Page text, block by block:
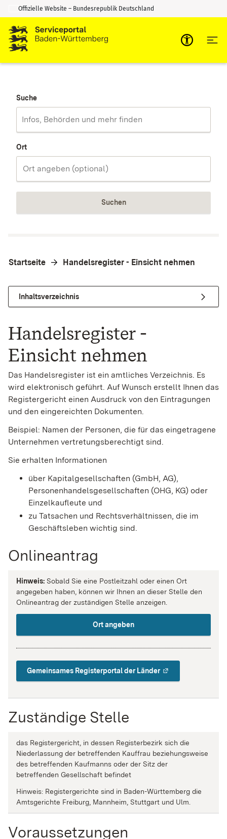
Zum Inhalt springen
Zur Suche springen
Offizielle Website – Bundesrepublik Deutschland
Suche
Ort
Suchen
Startseite Handelsregister - Einsicht nehmen
Inhaltsverzeichnis
Handelsregister -
Einsicht nehmen
Das Handelsregister ist ein amtliches Verzeichnis. Es
wird elektronisch geführt. Auf Wunsch erstellt Ihnen das
Registergericht einen Ausdruck von den Eintragungen
und den eingereichten Dokumenten.
Beispiel: Namen der Personen, die für das eingetragene
Unternehmen vertretungsberechtigt sind.
Sie erhalten Informationen
über Kapitalgesellschaften (GmbH, AG),
Personenhandelsgesellschaften (OHG, KG) oder
Einzelkaufleute und
zu Tatsachen und Rechtsverhältnissen, die im
Geschäftsleben wichtig sind.
Onlineantrag
Hinweis: Sobald Sie eine Postleitzahl oder einen Ort
angegeben haben, können wir Ihnen an dieser Stelle den
Onlineantrag der zuständigen Stelle anzeigen.
Ort angeben
Gemeinsames Registerportal der Länder
Zuständige Stelle
das Registergericht, in dessen Registerbezirk sich die
Niederlassung der betreffenden Kauffrau beziehungsweise
des betreffenden Kaufmanns oder der Sitz der
betreffenden Gesellschaft befindet
Hinweis: Registergerichte sind in Baden-Württemberg die
Amtsgerichte Freiburg, Mannheim, Stuttgart und Ulm.
Voraussetzungen